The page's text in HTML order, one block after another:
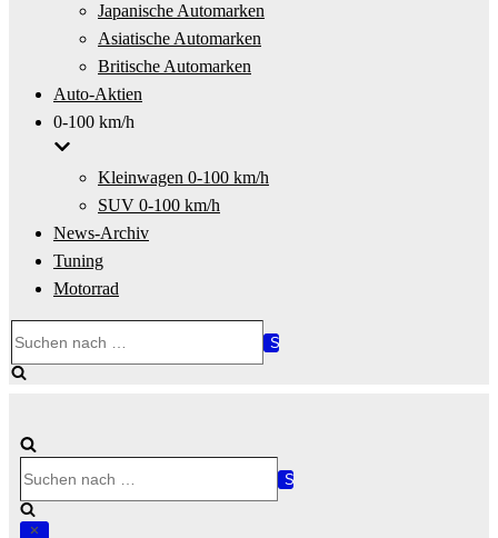
Japanische Automarken
Asiatische Automarken
Britische Automarken
Auto-Aktien
0-100 km/h
Kleinwagen 0-100 km/h
SUV 0-100 km/h
News-Archiv
Tuning
Motorrad
nach …
nach …